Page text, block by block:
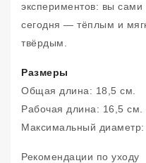
экспериментов: вы
сегодня — тёплым и
твёрдым.
Размеры
Общая длина: 18,5 см.
Рабочая длина: 16,5 см.
Максимальный диаметр:
Рекомендации по уходу